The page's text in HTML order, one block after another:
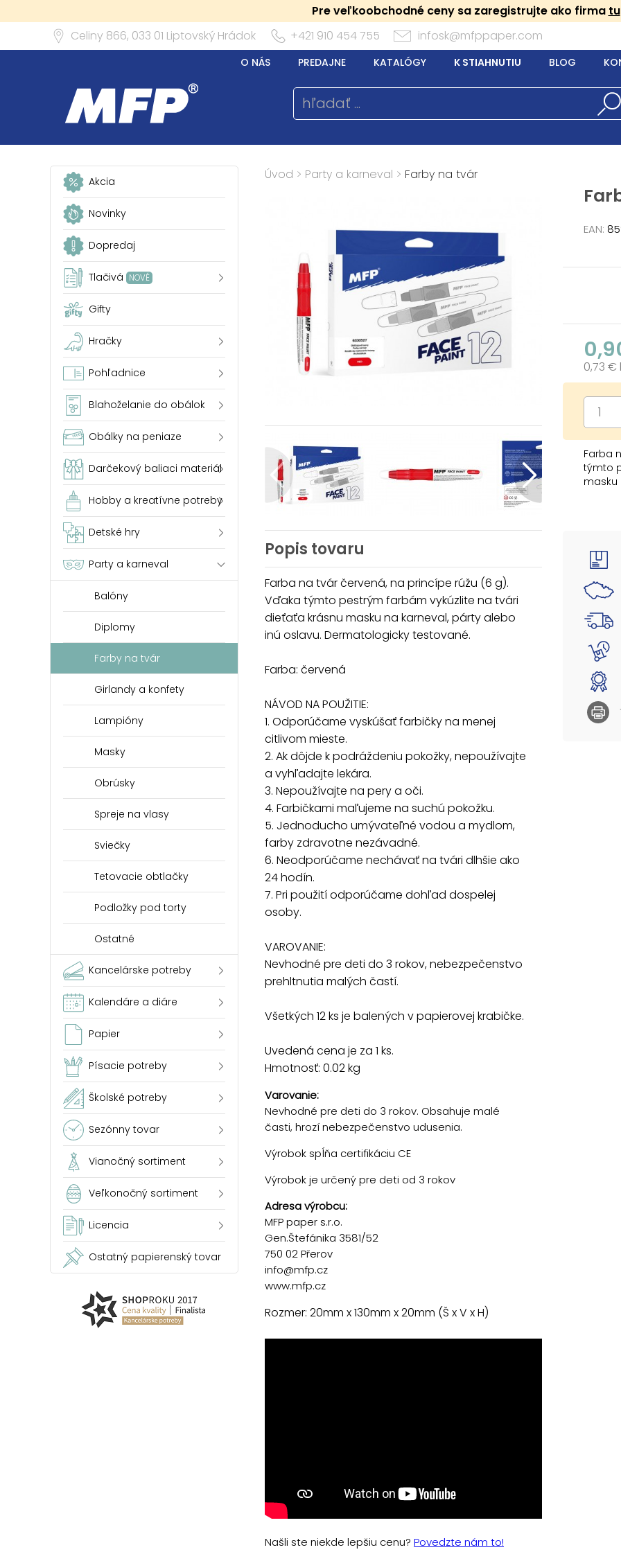
Pre veľkoobchodné ceny sa zaregistrujte ako firma tu
Celiny 866, 033 01 Liptovský Hrádok +421 910 454 755 infosk@mfppaper.com
O NÁS PREDAJNE KATALÓGY K STIAHNUTIU BLOG
Akcia
Novinky
Dopredaj
Tlačivá NOVÉ
Gifty
Hračky
Pohľadnice
Blahoželanie do obálok
Obálky na peniaze
Darčekový baliaci materiál
Hobby a kreatívne potreby
Detské hry
Party a karneval
Balóny
Diplomy
Farby na tvár
Girlandy a konfety
Lampióny
Masky
Obrúsky
Spreje na vlasy
Sviečky
Tetovacie obtlačky
Podložky pod torty
Ostatné
Kancelárske potreby
Kalendáre a diáre
Papier
Písacie potreby
Školské potreby
Sezónny tovar
Vianočný sortiment
Veľkonočný sortiment
Licencia
Ostatný papierenský tovar
Úvod > Party a karneval > Farby na tvár
EAN:
0,73 €
Farba
týmto
masku
NÁVOD
1.
mieste.
2. Ak
3.
4.
5.
6.
hodín.
7. Pri
Popis tovaru
Farba na tvár červená, na princípe rúžu (6 g).
Vďaka týmto pestrým farbám vykúzlite na tvári
dieťaťa krásnu masku na karneval, párty alebo
inú oslavu. Dermatologicky testované.
Farba: červená
NÁVOD NA POUŽITIE:
1. Odporúčame vyskúšať farbičky na menej
citlivom mieste.
2. Ak dôjde k podráždeniu pokožky, nepoužívajte
a vyhľadajte lekára.
3. Nepoužívajte na pery a oči.
4. Farbičkami maľujeme na suchú pokožku.
5. Jednoducho umývateľné vodou a mydlom,
farby zdravotne nezávadné.
6. Neodporúčame nechávať na tvári dlhšie ako
24 hodín.
7. Pri použití odporúčame dohľad dospelej
osoby.
VAROVANIE:
Nevhodné pre deti do 3 rokov, nebezpečenstvo
prehltnutia malých častí.
Všetkých 12 ks je balených v papierovej krabičke.
Uvedená cena je za 1 ks.
Hmotnosť: 0.02 kg
Varovanie:
Nevhodné pre deti do 3 rokov. Obsahuje malé
časti, hrozí nebezpečenstvo udusenia.
Výrobok spĺňa certifikáciu CE
Výrobok je určený pre deti od 3 rokov
Adresa výrobcu:
MFP paper s.r.o.
Gen.Štefánika 3581/52
750 02 Přerov
info@mfp.cz
www.mfp.cz
Rozmer: 20mm x 130mm x 20mm (Š x V x H)
Našli ste niekde lepšiu cenu? Povedzte nám to!